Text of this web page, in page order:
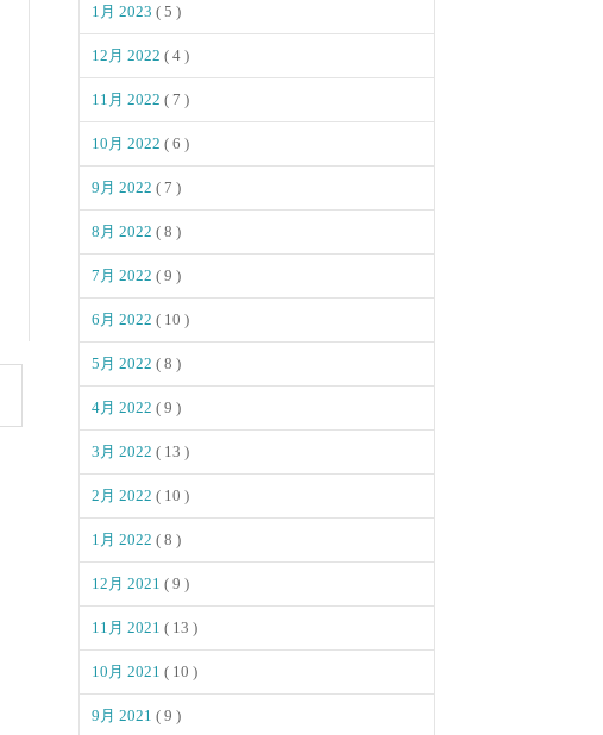
1月 2023 ( 5 )
12月 2022 ( 4 )
11月 2022 ( 7 )
10月 2022 ( 6 )
9月 2022 ( 7 )
8月 2022 ( 8 )
7月 2022 ( 9 )
6月 2022 ( 10 )
5月 2022 ( 8 )
4月 2022 ( 9 )
3月 2022 ( 13 )
2月 2022 ( 10 )
1月 2022 ( 8 )
12月 2021 ( 9 )
11月 2021 ( 13 )
10月 2021 ( 10 )
9月 2021 ( 9 )